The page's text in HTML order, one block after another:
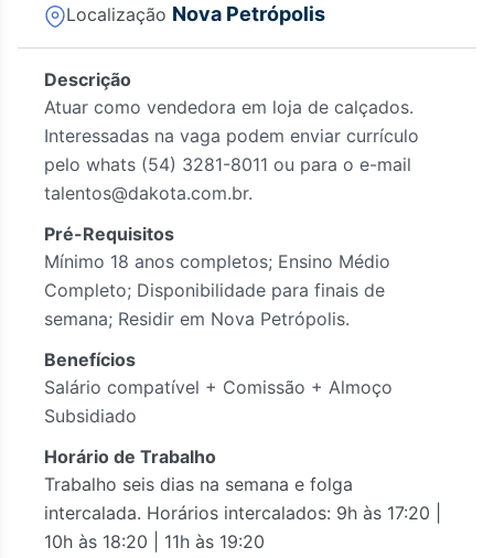
Localização Nova Petrópolis
Descrição
Atuar como vendedora em loja de calçados.
Interessadas na vaga podem enviar currículo
pelo whats (54) 3281-8011 ou para o e-mail
talentos@dakota.com.br.
Pré-Requisitos
Mínimo 18 anos completos; Ensino Médio
Completo; Disponibilidade para finais de
semana; Residir em Nova Petrópolis.
Benefícios
Salário compatível + Comissão + Almoço
Subsidiado
Horário de Trabalho
Trabalho seis dias na semana e folga
intercalada. Horários intercalados: 9h às 17:20 |
10h às 18:20 | 11h às 19:20